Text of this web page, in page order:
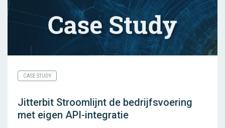
CASE STUDY
Jitterbit Stroomlijnt de bedrijfsvoering
met eigen API-integratie